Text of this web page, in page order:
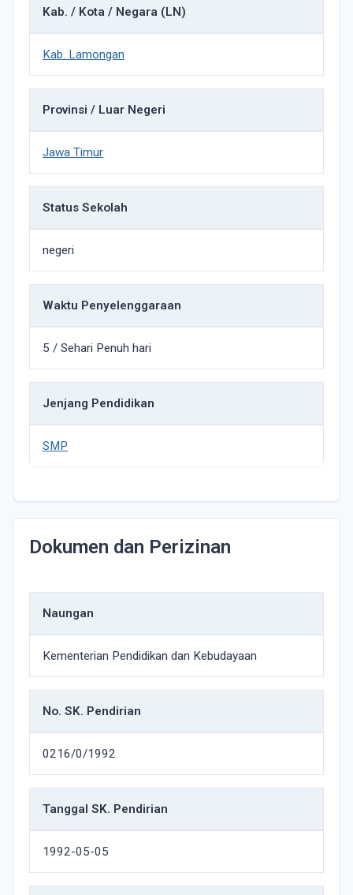
Kab. / Kota / Negara (LN)
Kab. Lamongan
Provinsi / Luar Negeri
Jawa Timur
Status Sekolah
negeri
Waktu Penyelenggaraan
5 / Sehari Penuh hari
Jenjang Pendidikan
SMP
Dokumen dan Perizinan
Naungan
Kementerian Pendidikan dan Kebudayaan
No. SK. Pendirian
0216/0/1992
Tanggal SK. Pendirian
1992-05-05